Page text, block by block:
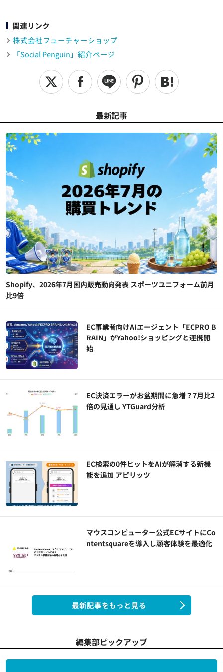
関連リンク
株式会社フューチャーショップ
「Social Penguin」紹介ページ
最新記事
Shopify、2026年7月国内販売動向発表 スポーツユニフォーム前月
比9倍
EC事業者向けAIエージェント「ECPRO B
RAIN」がYahoo!ショッピングと連携開
始
EC決済エラーがお盆期間に急増？7月比2
倍の見通し YTGuard分析
EC検索の0件ヒットをAIが解消する新機
能を追加 アピリッツ
マウスコンピューター公式ECサイトにCo
ntentsquareを導入し顧客体験を最適化
最新記事をもっと見る
編集部ピックアップ